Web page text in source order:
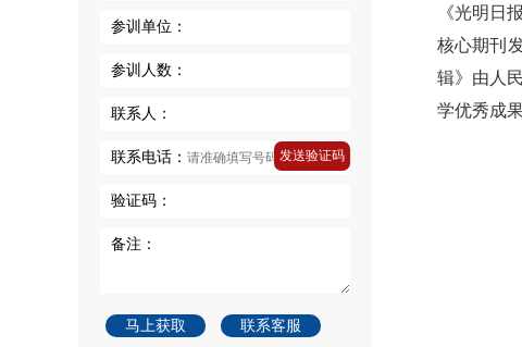
参训单位：
参训人数：
联系人：
联系电话： 发送验证码
验证码：
备注：
马上获取 联系客服
《光明日
核心期刊
辑》由人
学优秀成